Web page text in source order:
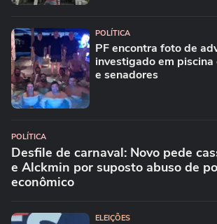
POLÍTICA
PF encontra foto de
investigado em
e senadores
POLÍTICA
Desfile de carnaval: Novo pede
e Alckmin por suposto abuso de
econômico
ELEIÇÕES